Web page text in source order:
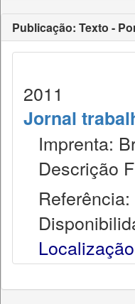
Publicação: Texto -
2011
Jornal
Imprenta:
Descrição
Referência: